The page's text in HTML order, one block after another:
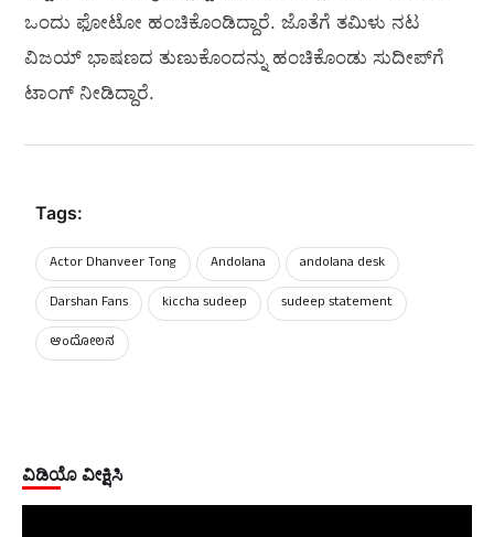
ಒಂದು ಫೋಟೋ ಹಂಚಿಕೊಂಡಿದ್ದಾರೆ. ಜೊತೆಗೆ ತಮಿಳು ನಟ
ವಿಜಯ್‌ ಭಾಷಣದ ತುಣುಕೊಂದನ್ನು ಹಂಚಿಕೊಂಡು ಸುದೀಪ್‌ಗೆ
ಟಾಂಗ್‌ ನೀಡಿದ್ದಾರೆ.
Tags:
Actor Dhanveer Tong Andolana
andolana desk
Darshan Fans
kiccha sudeep
sudeep statement
ಆಂದೋಲನ
ವಿಡಿಯೊ ವೀಕ್ಷಿಸಿ